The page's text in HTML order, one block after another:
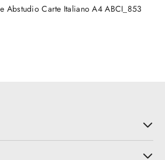
Abstudio Carte Italiano A4 ABCI_853